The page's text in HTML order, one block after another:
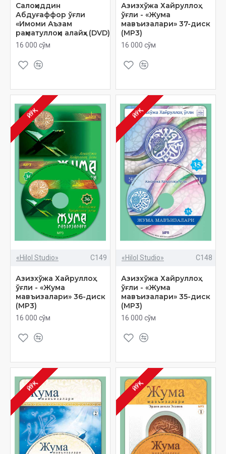
Салоҳиддин
Абдуғаффор ўғли
«Имоми Аъзам
раҳматуллоҳи алайҳ» (DVD)
16 000 сўм
Азизхўжа Хайруллоҳ
ўғли - «Жума
мавъизалари» 37-диск
(МР3)
16 000 сўм
ЙЎҚ
«Hilol Studio» C149
Азизхўжа Хайруллоҳ
ўғли - «Жума
мавъизалари» 36-диск
(МР3)
16 000 сўм
ЙЎҚ
«Hilol Studio» C148
Азизхўжа Хайруллоҳ
ўғли - «Жума
мавъизалари» 35-диск
(МР3)
16 000 сўм
ЙЎҚ ЙЎҚ